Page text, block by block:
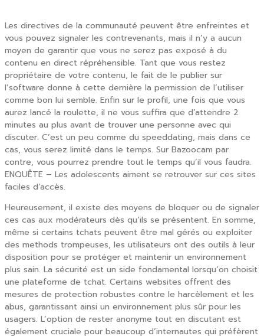
Les directives de la communauté peuvent être enfreintes et
vous pouvez signaler les contrevenants, mais il n’y a aucun
moyen de garantir que vous ne serez pas exposé à du
contenu en direct répréhensible. Tant que vous restez
propriétaire de votre contenu, le fait de le publier sur
l’software donne à cette dernière la permission de l’utiliser
comme bon lui semble. Enfin sur le profil, une fois que vous
aurez lancé la roulette, il ne vous suffira que d’attendre 2
minutes au plus avant de trouver une personne avec qui
discuter. C’est un peu comme du speeddating, mais dans ce
cas, vous serez limité dans le temps. Sur Bazoocam par
contre, vous pourrez prendre tout le temps qu’il vous faudra.
ENQUÊTE – Les adolescents aiment se retrouver sur ces sites
faciles d’accès.
Heureusement, il existe des moyens de bloquer ou de signaler
ces cas aux modérateurs dès qu’ils se présentent. En somme,
même si certains tchats peuvent être mal gérés ou exploiter
des methods trompeuses, les utilisateurs ont des outils à leur
disposition pour se protéger et maintenir un environnement
plus sain. La sécurité est un side fondamental lorsqu’on choisit
une plateforme de tchat. Certains websites offrent des
mesures de protection robustes contre le harcèlement et les
abus, garantissant ainsi un environnement plus sûr pour les
usagers. L’option de rester anonyme tout en discutant est
également cruciale pour beaucoup d’internautes qui préfèrent